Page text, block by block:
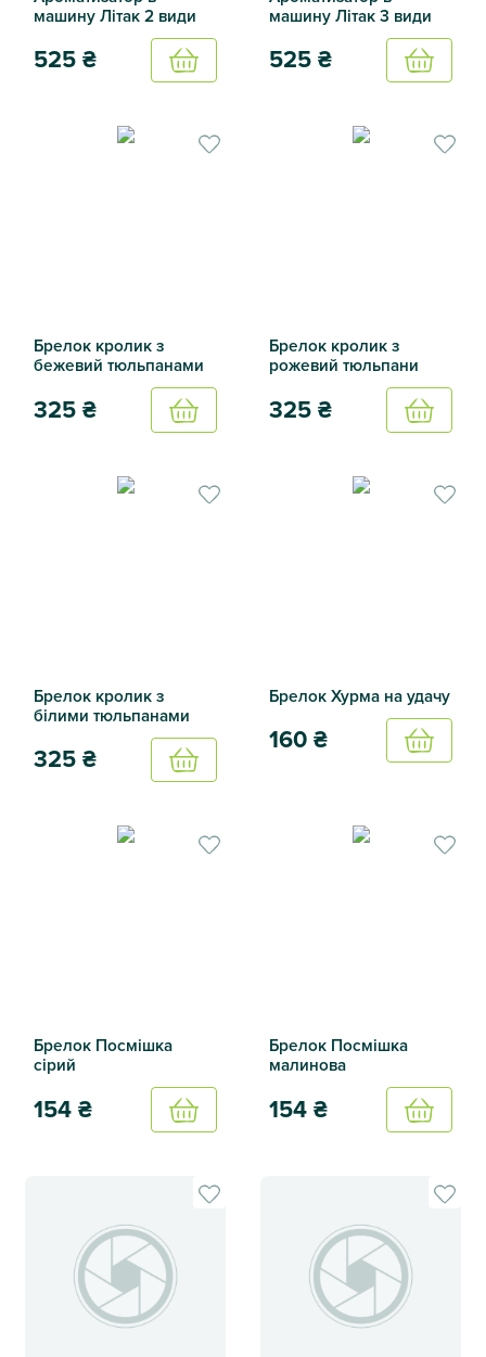
машину Літак 2 види
525₴
Купить
машину Літак 3 види
525₴
Купить
Брелок кролик з
бежевий тюльпанами
325₴
Купить
Брелок кролик з
рожевий тюльпани
325₴
Купить
Брелок кролик з
білими тюльпанами
325₴
Купить
Брелок Хурма на удачу
160₴
Купить
Брелок Посмішка
сірий
154₴
Купить
Брелок Посмішка
малинова
154₴
Купить